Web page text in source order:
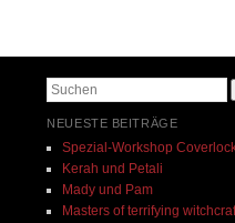
Suchen
NEUESTE BEITRÄGE
Spezial-Workshop
Kerah und Petali
Mady und Pam
Masters of terrifying